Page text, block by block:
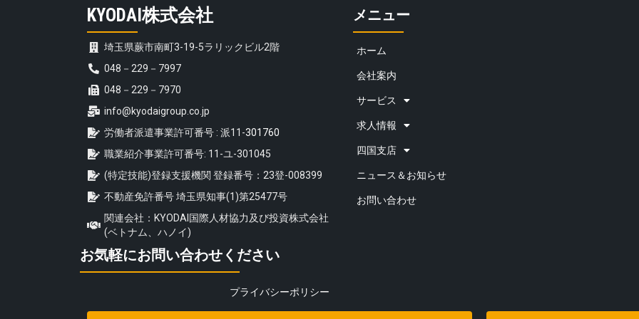
KYODAI株式会社
埼玉県蕨市南町3-19-5ラリックビル2階
048－229－7997
048－229－7970
info@kyodaigroup.co.jp
労働者派遣事業許可番号 : 派11-301760
職業紹介事業許可番号: 11-ユ-301045
(特定技能)登録支援機関 登録番号：23登-008399
不動産免許番号 埼玉県知事(1)第25477号
関連会社：KYODAI国際人材協力及び投資株式会社
(ベトナム、ハノイ)
メニュー
ホーム
会社案内
サービス
求人情報
四国支店
ニュース＆お知らせ
お問い合わせ
お気軽にお問い合わせください
プライバシーポリシー